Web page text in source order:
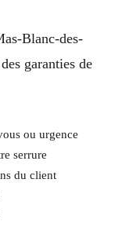
Blanc-des-
garanties de
ou urgence
serrure
du client